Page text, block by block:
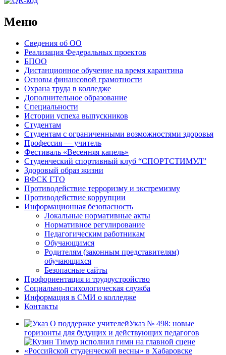
Меню
Сведения об ОО
Реализация Федеральных проектов
БПОО
Дистанционное обучение на время карантина
Основы финансовой грамотности
Охрана труда в колледже
Дополнительное образование
Специальности
Истории успеха выпускников
Студентам
Студентам с ограниченными возможностями здоровья
Профессия — учитель
Фестиваль «Весенняя капель»
Студенческий спортивный клуб “СПОРТСТИМУЛ”
Здоровый образ жизни
ВФСК ГТО
Противодействие терроризму и экстремизму
Противодействие коррупции
Информационная безопасность
Локальные нормативные акты
Нормативное регулирование
Педагогическим работникам
Обучающимся
Родителям (законным представителям)
обучающихся
Безопасные сайты
Профориентация и трудоустройство
Социально-психологическая служба
Информация в СМИ о колледже
Контакты
Указ № 498: новые
горизонты для будущих и действующих педагогов